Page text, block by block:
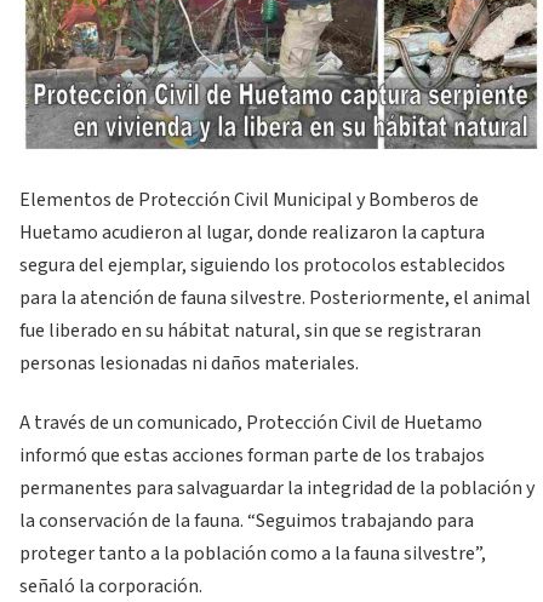
Elementos de Protección Civil Municipal y Bomberos de
Huetamo acudieron al lugar, donde realizaron la captura
segura del ejemplar, siguiendo los protocolos establecidos
para la atención de fauna silvestre. Posteriormente, el animal
fue liberado en su hábitat natural, sin que se registraran
personas lesionadas ni daños materiales.
A través de un comunicado, Protección Civil de Huetamo
informó que estas acciones forman parte de los trabajos
permanentes para salvaguardar la integridad de la población y
la conservación de la fauna. “Seguimos trabajando para
proteger tanto a la población como a la fauna silvestre”,
señaló la corporación.